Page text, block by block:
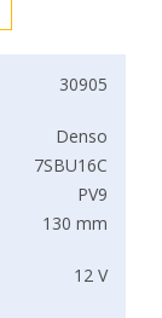
30905
Denso
7SBU16C
PV9
130 mm
12 V